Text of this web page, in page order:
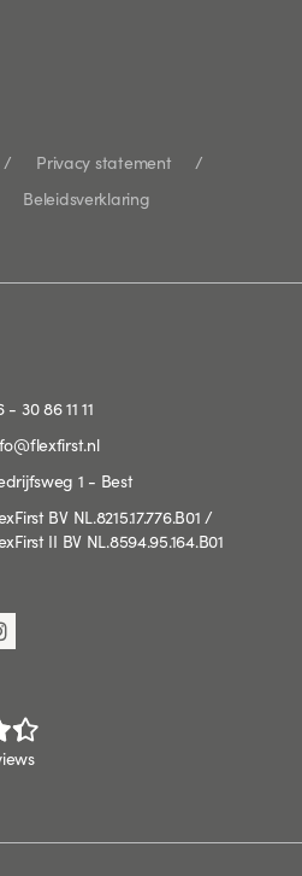
Privacy statement
Beleidsverklaring
- 30 86 11 11
1 - Best
BV NL.8215.17.776.B01 /
II BV NL.8594.95.164.B01